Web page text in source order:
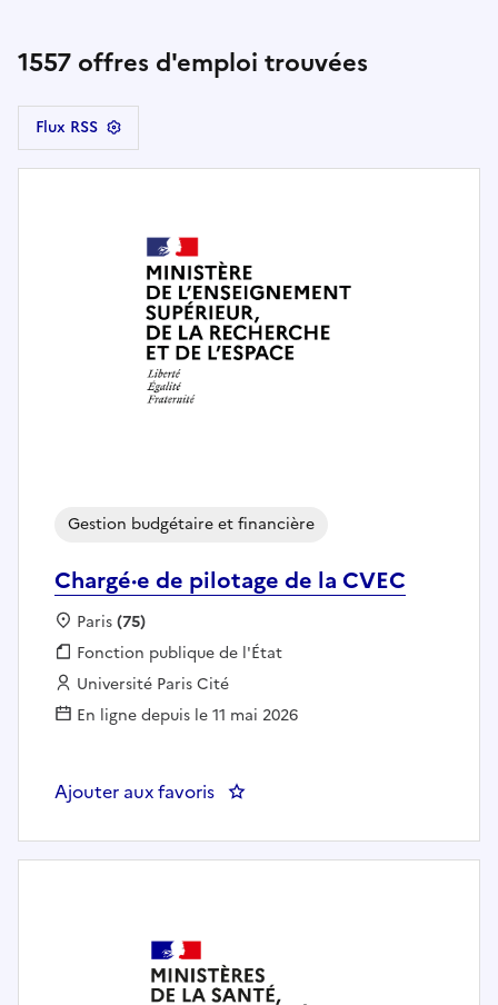
1557 offres d'emploi trouvées
Flux RSS
Chargé·e de pilotage de la CVEC
Gestion budgétaire et financière
Localisation :
Paris(75)
Fonction publique :
Fonction publique de l'État
Employeur :
Université Paris Cité
En ligne depuis le 11 mai 2026
Ajouter aux favoris : Chargé·e de pilotage de la